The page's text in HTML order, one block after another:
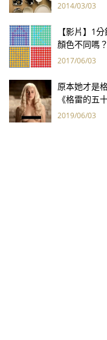
2014/03/03
【影片】1
顏色不同嗎？
2017/06/03
原本她才是
《格雷的五
2019/06/03